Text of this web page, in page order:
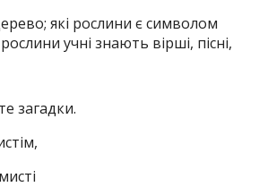
які рослини є символом
учні знають вірші, пісні,
загадки.